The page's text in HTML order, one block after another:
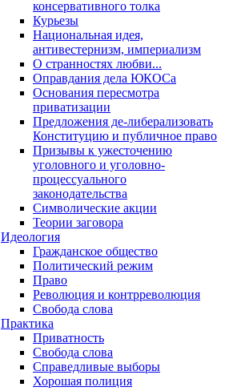
консервативного толка
Курьезы
Национальная идея,
антивестернизм, империализм
О странностях любви...
Оправдания дела ЮКОСа
Основания пересмотра
приватизации
Предложения де-либерализовать
Конституцию и публичное право
Призывы к ужесточению
уголовного и уголовно-
процессуального
законодательства
Символические акции
Теории заговора
Идеология
Гражданское общество
Политический режим
Право
Революция и контрреволюция
Свобода слова
Практика
Приватность
Свобода слова
Справедливые выборы
Хорошая полиция